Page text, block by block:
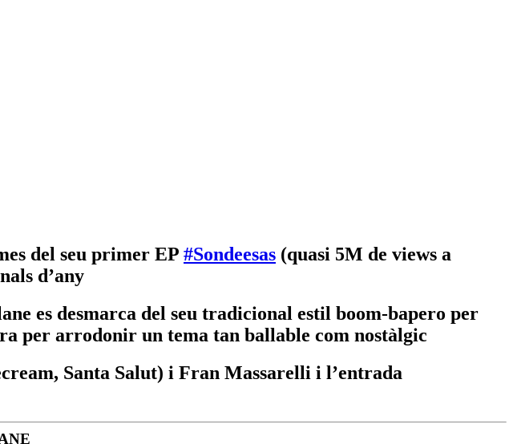
del seu primer EP #Sondeesas (quasi 5M de views a
d’any
es desmarca del seu tradicional estil boom-bapero per
per arrodonir un tema tan ballable com nostàlgic
Santa Salut) i Fran Massarelli i l’entrada